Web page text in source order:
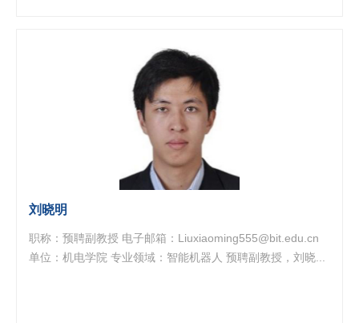
刘晓明
职称：预聘副教授 电子邮箱：Liuxiaoming555@bit.edu.cn
单位：机电学院 专业领域：智能机器人 预聘副教授，刘晓...